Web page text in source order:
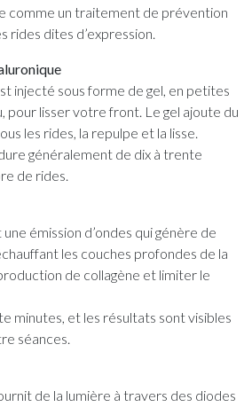
comme un traitement de prévention
rides dites d’expression.
injecté sous forme de gel, en petites
pour lisser votre front. Le gel ajoute du
les rides, la repulpe et la lisse.
généralement de dix à trente
de rides.
émission d’ondes qui génère de
les couches profondes de la
de collagène et limiter le
minutes, et les résultats sont visibles
séances.
de la lumière à travers des diodes